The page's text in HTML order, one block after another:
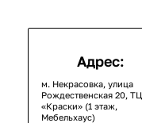
Адрес:
м. Некрасовка, улица
Рождественская 20, ТЦ
«Краски» (1 этаж,
Мебельхаус)